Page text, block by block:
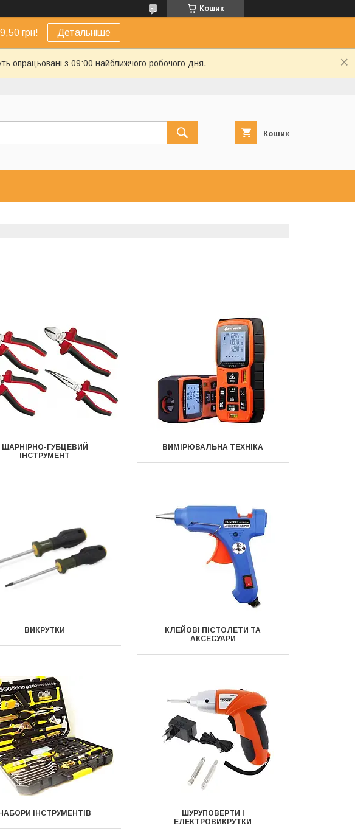
Кошик
грн! Детальніше
опрацьовані з 09:00 найближчого робочого дня.
Кошик
ШАРНІРНО-ГУБЦЕВИЙ
ІНСТРУМЕНТ
ВИМІРЮВАЛЬНА ТЕХНІКА
ВИКРУТКИ
КЛЕЙОВІ ПІСТОЛЕТИ ТА
АКСЕСУАРИ
НАБОРИ ІНСТРУМЕНТІВ
ШУРУПОВЕРТИ І
ЕЛЕКТРОВИКРУТКИ